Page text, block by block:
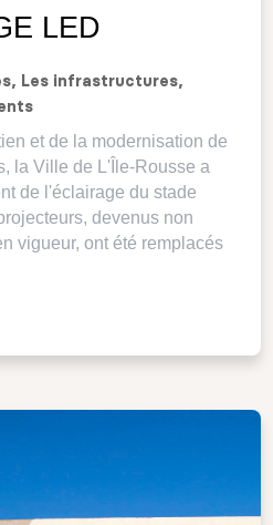
LED
, Les infrastructures,
et de la modernisation de
la Ville de L'Île-Rousse a
de l'éclairage du stade
devenus non
vigueur, ont été remplacés